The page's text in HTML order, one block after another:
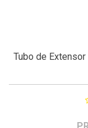
Tubo de Extensor